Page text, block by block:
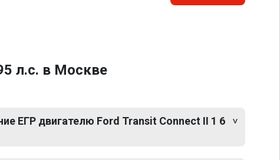
л.с. в Москве
ЕГР двигателю Ford Transit Connect II 1 6